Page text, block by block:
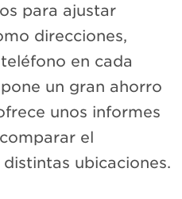
para ajustar
direcciones,
en cada
un gran ahorro
unos informes
el
ubicaciones.